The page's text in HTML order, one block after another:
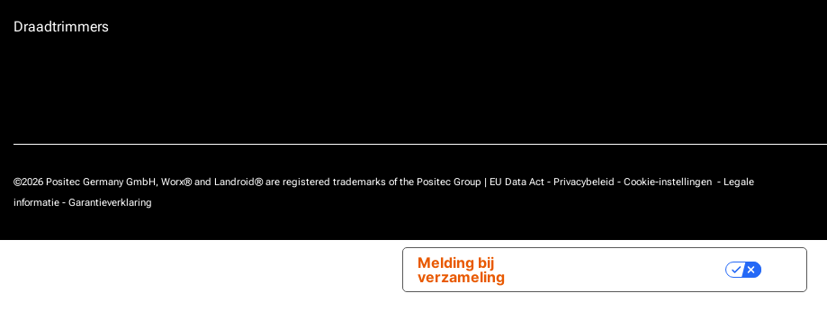
Draadtrimmers
©2026 Positec Germany GmbH, Worx® and Landroid® are registered trademarks of the Positec Group | EU Data Act - Privacybeleid - Cookie-instellingen - Legale
informatie - Garantieverklaring
Melding bij
verzameling